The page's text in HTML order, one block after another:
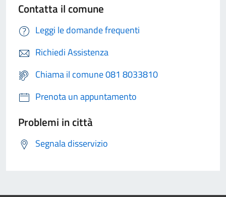
Contatta il comune
Leggi le domande frequenti
Richiedi Assistenza
Chiama il comune 081 8033810
Prenota un appuntamento
Problemi in città
Segnala disservizio